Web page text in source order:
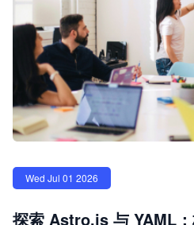
Wed Jul 01 2026
探索 Astro.js 与 YAML